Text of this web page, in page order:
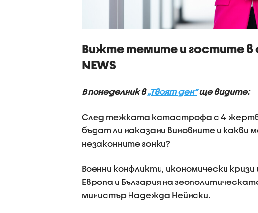
Вижте темите и гостите в
NEWS
В понеделник в„Твоят ден”ще видите:
След тежката катастрофа с 4
бъдат ли наказани виновните и
незаконните гонки?
Военни конфликти, икономически
Европа и България на
министър Надежда Нейнски.